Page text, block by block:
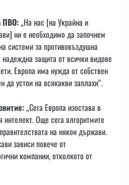
ПВО:„На нас [на Украйна и
ни е необходимо да започнем
системи за противовъздушна
надеждна защита от всички видове
Европа има нужда от собствен
да устои на всякакви заплахи“.
„Сега Европа изостава в
интелект. Още сега алгоритмите
на някои държави.
зависи повече от
компании, отколкото от